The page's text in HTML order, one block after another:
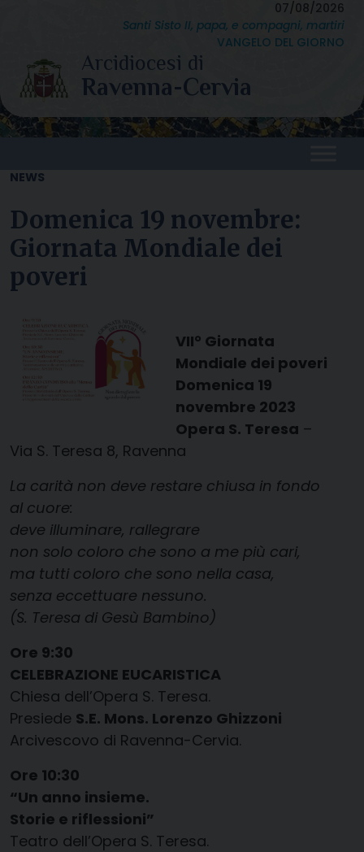
content
07/08/2026
Santi Sisto II, papa, e compagni, martiri
VANGELO DEL GIORNO
NEWS
Domenica 19 novembre:
Giornata Mondiale dei
poveri
VII° Giornata
Mondiale dei poveri
Domenica 19
novembre 2023
Opera S. Teresa –
Via S. Teresa 8, Ravenna
La carità non deve restare chiusa in fondo
al cuore:
deve illuminare, rallegrare
non solo coloro che sono a me più cari,
ma tutti coloro che sono nella casa,
senza eccettuare nessuno.
(S. Teresa di Gesù Bambino)
Ore 9:30
CELEBRAZIONE EUCARISTICA
Chiesa dell’Opera S. Teresa.
Presiede S.E. Mons. Lorenzo Ghizzoni
Arcivescovo di Ravenna-Cervia.
Ore 10:30
“Un anno insieme.
Storie e riflessioni”
Teatro dell’Opera S. Teresa.